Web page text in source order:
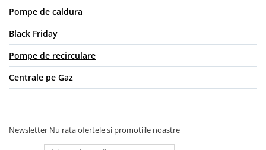
Pompe de caldura
Black Friday
Pompe de recirculare
Centrale pe Gaz
Newsletter Nu rata ofertele si promotiile noastre